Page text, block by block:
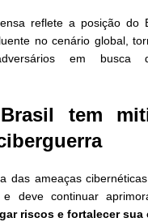
reflete a posição do
no cenário global,
em busca
tem
das ameaças
deve continuar
riscos e fortalecer sua